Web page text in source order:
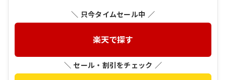
＼ 只今タイムセール中 ／
楽天で探す
＼ セール・割引をチェック ／